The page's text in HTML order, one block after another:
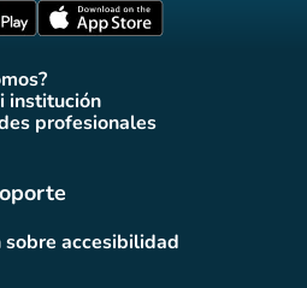
(nueva pestaña)
pestaña)
institución
pestaña)
profesionales
(nueva pestaña)
sobre accesibilidad
(nueva pestaña)